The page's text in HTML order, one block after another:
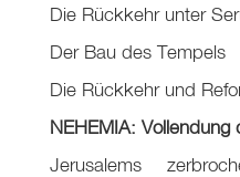
Die Rückkehr unter
Der Bau des Tempels
Die Rückkehr und
NEHEMIA:
Jerusalems